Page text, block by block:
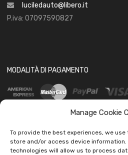
Manage Cookie
To provide the best experiences, we
store and/or access device information.
technologies will allow us to process
luciledauto@libero.it
P.iva: 07097590827
MODALITÀ DI PAGAMENTO